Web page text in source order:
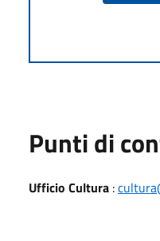
Punti di
Ufficio Cultura :